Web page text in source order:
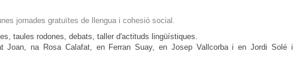
jornades gratuïtes de llengua i cohesió social.
taules rodones, debats, taller d'actituds lingüístiques.
Joan, na Rosa Calafat, en Ferran Suay, en Josep Vallcorba i en Jordi Solé i